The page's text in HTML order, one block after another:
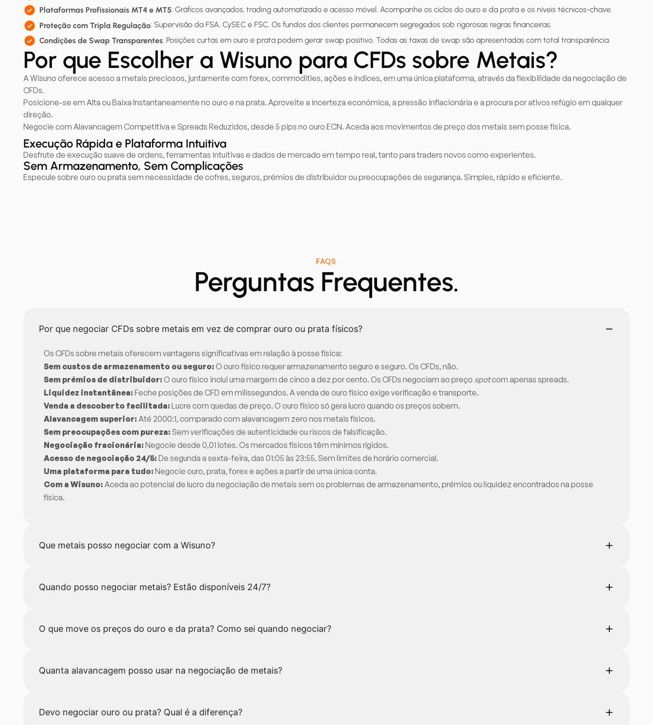
Plataformas Profissionais MT4 e MT5: Gráficos avançados, trading automatizado e acesso móvel. Acompanhe os ciclos do ouro e da prata e os níveis técnicos-chave.
Proteção com Tripla Regulação: Supervisão da FSA, CySEC e FSC. Os fundos dos clientes permanecem segregados sob rigorosas regras financeiras.
Condições de Swap Transparentes: Posições curtas em ouro e prata podem gerar swap positivo. Todas as taxas de swap são apresentadas com total transparência.
Por que Escolher a Wisuno para CFDs sobre Metais?
A Wisuno oferece acesso a metais preciosos, juntamente com forex, commodities, ações e índices, em uma única plataforma, através da flexibilidade da negociação de
CFDs.
Posicione-se em Alta ou Baixa Instantaneamente no ouro e na prata. Aproveite a incerteza económica, a pressão inflacionária e a procura por ativos refúgio em qualquer
direção.
Negocie com Alavancagem Competitiva e Spreads Reduzidos, desde 5 pips no ouro ECN. Aceda aos movimentos de preço dos metais sem posse física.
Execução Rápida e Plataforma Intuitiva
Desfrute de execução suave de ordens, ferramentas intuitivas e dados de mercado em tempo real, tanto para traders novos como experientes.
Sem Armazenamento, Sem Complicações
Especule sobre ouro ou prata sem necessidade de cofres, seguros, prémios de distribuidor ou preocupações de segurança. Simples, rápido e eficiente.
FAQS
Perguntas Frequentes.
Por que negociar CFDs sobre metais em vez de comprar ouro ou prata físicos?
Os CFDs sobre metais oferecem vantagens significativas em relação à posse física:
Sem custos de armazenamento ou seguro: O ouro físico requer armazenamento seguro e seguro. Os CFDs, não.
Sem prémios de distribuidor: O ouro físico inclui uma margem de cinco a dez por cento. Os CFDs negociam ao preço spotcom apenas spreads.
Liquidez instantânea: Feche posições de CFD em milissegundos. A venda de ouro físico exige verificação e transporte.
Venda a descoberto facilitada: Lucre com quedas de preço. O ouro físico só gera lucro quando os preços sobem.
Alavancagem superior: Até 2000:1, comparado com alavancagem zero nos metais físicos.
Sem preocupações com pureza: Sem verificações de autenticidade ou riscos de falsificação.
Negociação fracionária: Negocie desde 0,01 lotes. Os mercados físicos têm mínimos rígidos.
Acesso de negociação 24/5: De segunda a sexta-feira, das 01:05 às 23:55. Sem limites de horário comercial.
Uma plataforma para tudo: Negocie ouro, prata, forex e ações a partir de uma única conta.
Com a Wisuno: Aceda ao potencial de lucro da negociação de metais sem os problemas de armazenamento, prémios ou liquidez encontrados na posse
física.
Que metais posso negociar com a Wisuno?
Quando posso negociar metais? Estão disponíveis 24/7?
O que move os preços do ouro e da prata? Como sei quando negociar?
Quanta alavancagem posso usar na negociação de metais?
Devo negociar ouro ou prata? Qual é a diferença?